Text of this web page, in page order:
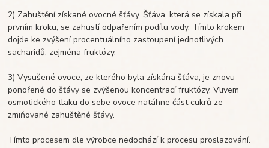
2) Zahuštění získané ovocné šťávy. Šťáva, která se získala při
prvním kroku, se zahustí odpařením podílu vody. Tímto krokem
dojde ke zvýšení procentuálního zastoupení jednotlivých
sacharidů, zejména fruktózy.
3) Vysušené ovoce, ze kterého byla získána šťáva, je znovu
ponořené do šťávy se zvýšenou koncentrací fruktózy. Vlivem
osmotického tlaku do sebe ovoce natáhne část cukrů ze
zmiňované zahuštěné šťávy.
Tímto procesem dle výrobce nedochází k procesu proslazování.